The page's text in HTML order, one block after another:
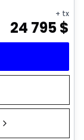
+ tx
24 795$